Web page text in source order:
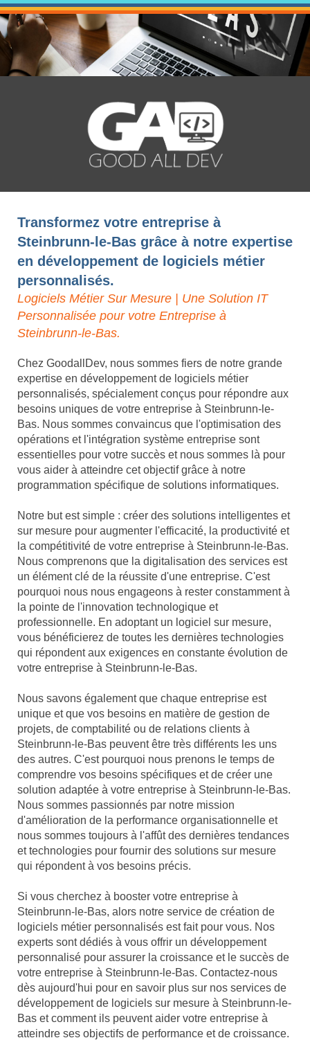
Transformez votre entreprise à
Steinbrunn-le-Bas grâce à notre expertise
en développement de logiciels métier
personnalisés.
Logiciels Métier Sur Mesure | Une Solution IT
Personnalisée pour votre Entreprise à
Steinbrunn-le-Bas.
Chez GoodallDev, nous sommes fiers de notre grande
expertise en développement de logiciels métier
personnalisés, spécialement conçus pour répondre aux
besoins uniques de votre entreprise à Steinbrunn-le-
Bas. Nous sommes convaincus que l'optimisation des
opérations et l'intégration système entreprise sont
essentielles pour votre succès et nous sommes là pour
vous aider à atteindre cet objectif grâce à notre
programmation spécifique de solutions informatiques.
Notre but est simple : créer des solutions intelligentes et
sur mesure pour augmenter l'efficacité, la productivité et
la compétitivité de votre entreprise à Steinbrunn-le-Bas.
Nous comprenons que la digitalisation des services est
un élément clé de la réussite d'une entreprise. C'est
pourquoi nous nous engageons à rester constamment à
la pointe de l'innovation technologique et
professionnelle. En adoptant un logiciel sur mesure,
vous bénéficierez de toutes les dernières technologies
qui répondent aux exigences en constante évolution de
votre entreprise à Steinbrunn-le-Bas.
Nous savons également que chaque entreprise est
unique et que vos besoins en matière de gestion de
projets, de comptabilité ou de relations clients à
Steinbrunn-le-Bas peuvent être très différents les uns
des autres. C'est pourquoi nous prenons le temps de
comprendre vos besoins spécifiques et de créer une
solution adaptée à votre entreprise à Steinbrunn-le-Bas.
Nous sommes passionnés par notre mission
d'amélioration de la performance organisationnelle et
nous sommes toujours à l'affût des dernières tendances
et technologies pour fournir des solutions sur mesure
qui répondent à vos besoins précis.
Si vous cherchez à booster votre entreprise à
Steinbrunn-le-Bas, alors notre service de création de
logiciels métier personnalisés est fait pour vous. Nos
experts sont dédiés à vous offrir un développement
personnalisé pour assurer la croissance et le succès de
votre entreprise à Steinbrunn-le-Bas. Contactez-nous
dès aujourd'hui pour en savoir plus sur nos services de
développement de logiciels sur mesure à Steinbrunn-le-
Bas et comment ils peuvent aider votre entreprise à
atteindre ses objectifs de performance et de croissance.